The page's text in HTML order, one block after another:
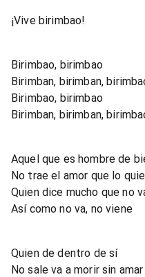
¡Vive birimbao!
Birimbao, birimbao
Birimban, birimban,
Birimbao, birimbao
Birimban, birimban,
Aquel que es hombre de
No trae el amor que lo
Quien dice mucho que no
Así como no va, no viene
Quien de dentro de sí
No sale va a morir sin